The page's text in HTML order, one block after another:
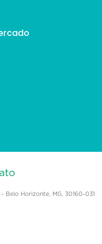
Belo Horizonte, MG, 30160-031